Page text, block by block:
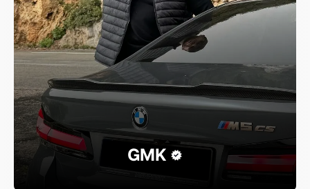
GMK